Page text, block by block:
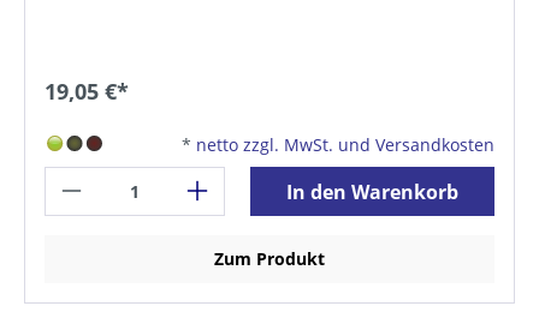
19,05 €*
* netto zzgl. MwSt. und Versandkosten
In den Warenkorb
Zum Produkt